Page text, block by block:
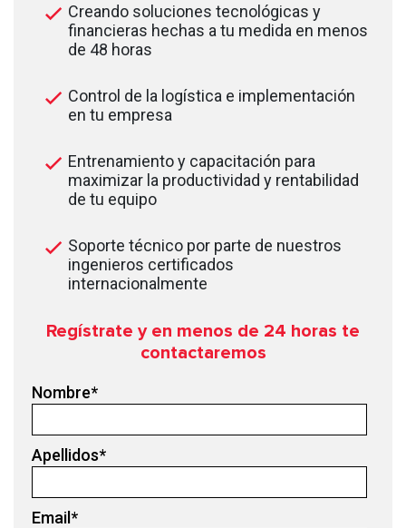
Creando soluciones tecnológicas y
financieras hechas a tu medida en menos
de 48 horas
Control de la logística e implementación
en tu empresa
Entrenamiento y capacitación para
maximizar la productividad y rentabilidad
de tu equipo
Soporte técnico por parte de nuestros
ingenieros certificados
internacionalmente
Regístrate y en menos de 24 horas te
contactaremos
Nombre*
Apellidos*
Email*